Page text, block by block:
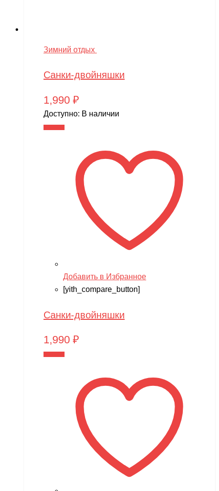
Зимний отдых
Санки-двойняшки
1,990 ₽
Доступно: В наличии
Добавить в Избранное
[yith_compare_button]
Санки-двойняшки
1,990 ₽